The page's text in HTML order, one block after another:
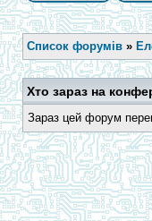
Список форумів »
Хто зараз на
Зараз цей форум